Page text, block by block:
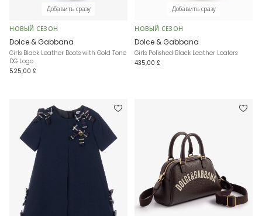
Добавить сразу
НОВЫЙ СЕЗОН
Dolce & Gabbana
Girls Black Leather Boots with Gold Tone
DG Logo
525,00 £
Добавить сразу
НОВЫЙ СЕЗОН
Dolce & Gabbana
Girls Polished Black Leather Loafers
435,00 £